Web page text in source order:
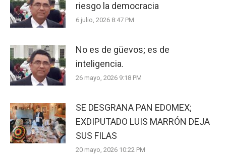
riesgo la democracia
6 julio, 2026 8:47 PM
No es de güevos; es de
inteligencia.
26 mayo, 2026 9:18 PM
SE DESGRANA PAN EDOMEX;
EXDIPUTADO LUIS MARRÓN DEJA
SUS FILAS
20 mayo, 2026 10:22 PM